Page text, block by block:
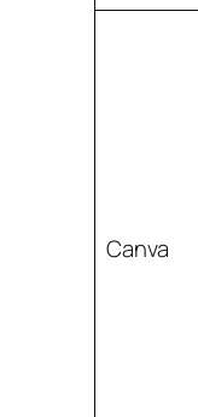
Canva